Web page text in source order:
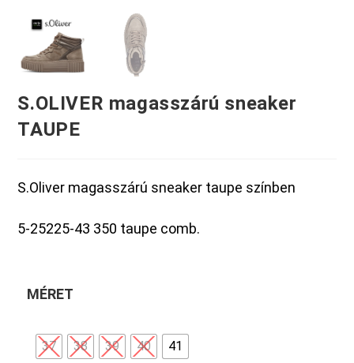
S.OLIVER magasszárú sneaker
TAUPE
S.Oliver magasszárú sneaker taupe színben
5-25225-43 350 taupe comb.
MÉRET
37 38 39 40 41